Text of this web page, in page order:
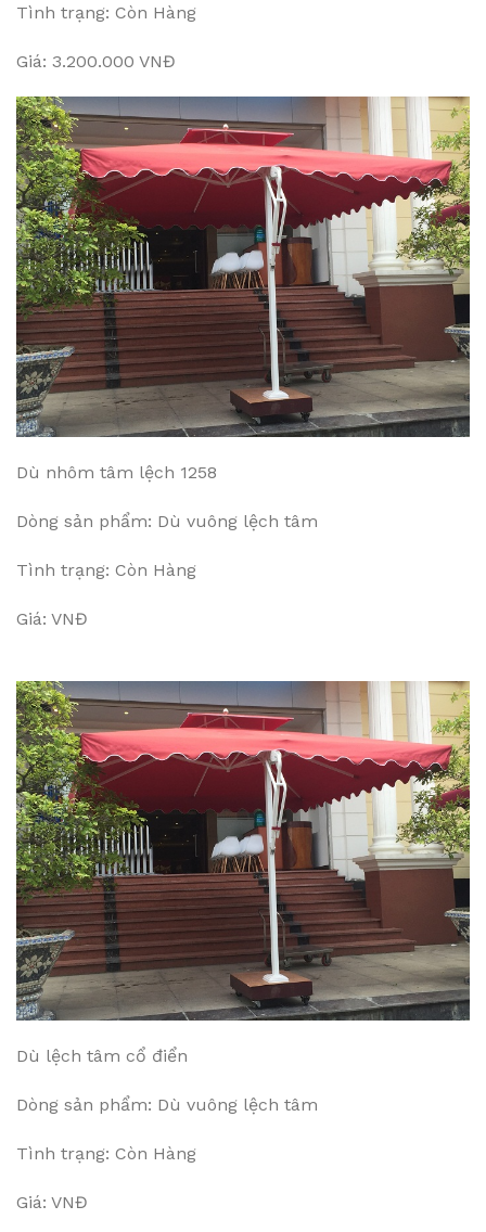
Tình trạng: Còn Hàng
Giá: 3.200.000 VNĐ
Dù nhôm tâm lệch 1258
Dòng sản phẩm: Dù vuông lệch tâm
Tình trạng: Còn Hàng
Giá: VNĐ
Dù lệch tâm cổ điển
Dòng sản phẩm: Dù vuông lệch tâm
Tình trạng: Còn Hàng
Giá: VNĐ